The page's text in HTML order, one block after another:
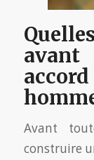
Avant
construire